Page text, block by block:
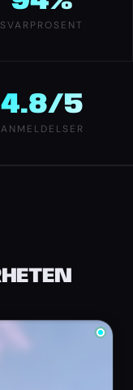
SVARPROSENT
4.8/5
ANMELDELSER